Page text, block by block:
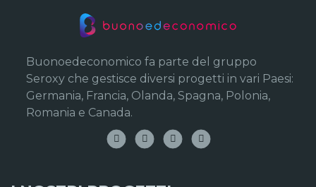
Buonoedeconomico fa parte del gruppo
Seroxy che gestisce diversi progetti in vari Paesi:
Germania, Francia, Olanda, Spagna, Polonia,
Romania e Canada.